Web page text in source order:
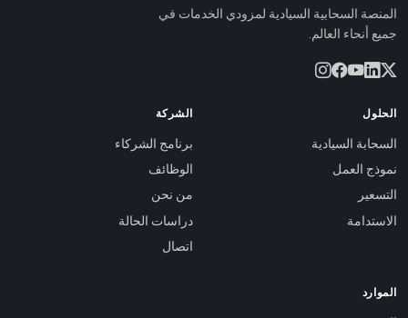
المنصة السحابية السيادية لمزودي الخدمات في
جميع أنحاء العالم.
الحلول
السحابة السيادية
نموذج العمل
التسعير
الاستدامة
الشركة
برنامج الشركاء
الوظائف
من نحن
دراسات الحالة
اتصال
الموارد